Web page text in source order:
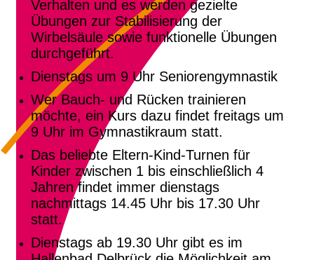
Verhalten und es werden gezielte
Übungen zur Stabilisierung der
Wirbelsäule sowie funktionelle Übungen
durchgeführt.
Dienstags um 9 Uhr Seniorengymnastik
Wer Bauch- und Rücken trainieren
möchte, ein Kurs dazu findet freitags um
9 Uhr im Gymnastikraum statt.
Das beliebte Eltern-Kind-Turnen für
Kinder zwischen 1 bis einschließlich 4
Jahren findet immer dienstags
nachmittags 14.45 Uhr bis 17.30 Uhr
statt.
Dienstags ab 19.30 Uhr gibt es im